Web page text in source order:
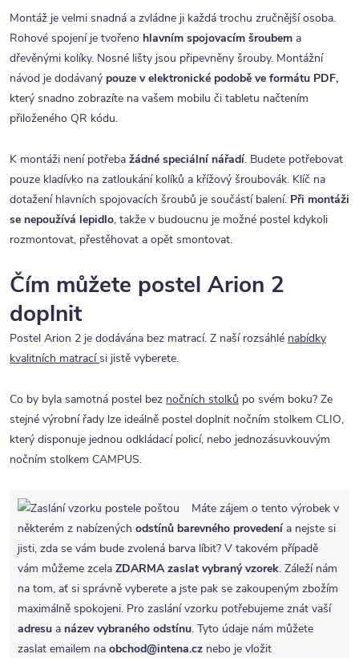
Montáž je velmi snadná a zvládne ji každá trochu zručnější osoba.
Rohové spojení je tvořeno hlavním spojovacím šroubem a
dřevěnými kolíky. Nosné lišty jsou připevněny šrouby. Montážní
návod je dodávaný pouze v elektronické podobě ve formátu PDF,
který snadno zobrazíte na vašem mobilu či tabletu načtením
přiloženého QR kódu.
K montáži není potřeba žádné speciální nářadí. Budete potřebovat
pouze kladívko na zatloukání kolíků a křížový šroubovák. Klíč na
dotažení hlavních spojovacích šroubů je součástí balení. Při montáži
se nepoužívá lepidlo, takže v budoucnu je možné postel kdykoli
rozmontovat, přestěhovat a opět smontovat.
Čím můžete postel Arion 2
doplnit
Postel Arion 2 je dodávána bez matrací. Z naší rozsáhlé nabídky
kvalitních matracísi jistě vyberete.
Co by byla samotná postel bez nočních stolků po svém boku? Ze
stejné výrobní řady lze ideálně postel doplnit nočním stolkem CLIO,
který disponuje jednou odkládací policí, nebo jednozásuvkouvým
nočním stolkem CAMPUS.
Máte zájem o tento výrobek v
některém z nabízených odstínů barevného provedení a nejste si
jisti, zda se vám bude zvolená barva líbit? V takovém případě
vám můžeme zcela ZDARMA zaslat vybraný vzorek. Záleží nám
na tom, ať si správně vyberete a jste pak se zakoupeným zbožím
maximálně spokojeni. Pro zaslání vzorku potřebujeme znát vaší
adresu a název vybraného odstínu. Tyto údaje nám můžete
zaslat emailem na obchod@intena.cz nebo je vložit